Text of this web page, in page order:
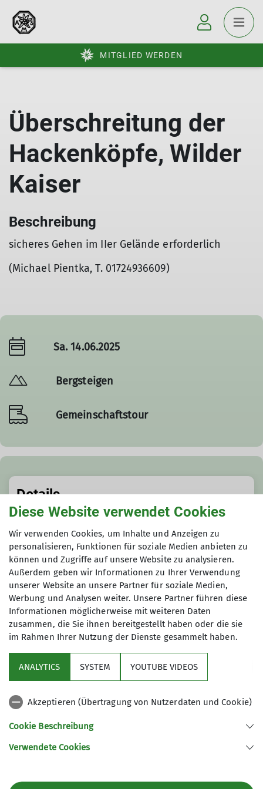
MITGLIED WERDEN
Überschreitung der
Hackenköpfe, Wilder
Kaiser
Beschreibung
sicheres Gehen im IIer Gelände erforderlich
(Michael Pientka, T. 01724936609)
Sa. 14.06.2025
Bergsteigen
Gemeinschaftstour
Details
Termindetails
Sa. 14.06.2025
Zielort
Hackenköpfe, Wilder Kaiser
Sektion
Akademische Sektion München des Deutschen Alpenvereins e.V.
Diese Website verwendet Cookies
Wir verwenden Cookies, um Inhalte und Anzeigen zu
personalisieren, Funktionen für soziale Medien anbieten zu
können und Zugriffe auf unsere Website zu analysieren.
Außerdem geben wir Informationen zu Ihrer Verwendung
unserer Website an unsere Partner für soziale Medien,
Werbung und Analysen weiter. Unsere Partner führen diese
Informationen möglicherweise mit weiteren Daten
zusammen, die Sie ihnen bereitgestellt haben oder die sie
im Rahmen Ihrer Nutzung der Dienste gesammelt haben.
ANALYTICS SYSTEM YOUTUBE VIDEOS
Akzeptieren (Übertragung von Nutzerdaten und Cookie)
Cookie Beschreibung
Verwendete Cookies